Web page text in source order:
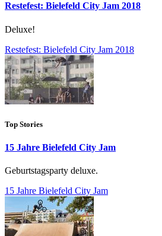
Restefest: Bielefeld City Jam 2018
Deluxe!
Restefest: Bielefeld City Jam 2018
Top Stories
15 Jahre Bielefeld City Jam
Geburtstagsparty deluxe.
15 Jahre Bielefeld City Jam